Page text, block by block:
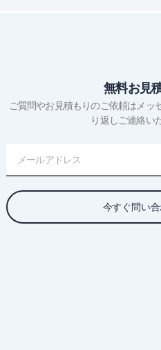
無料お見
ご質問やお見積もりのご依頼はメッ
り返しご連絡い
メ
ー
ル
今すぐ問い